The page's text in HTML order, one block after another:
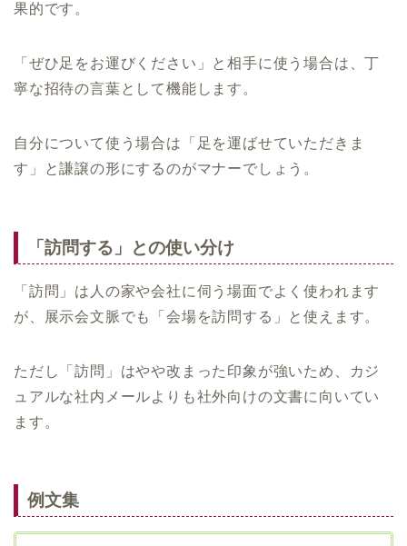
果的です。
「ぜひ足をお運びください」と相手に使う場合は、丁
寧な招待の言葉として機能します。
自分について使う場合は「足を運ばせていただきま
す」と謙譲の形にするのがマナーでしょう。
「訪問する」との使い分け
「訪問」は人の家や会社に伺う場面でよく使われます
が、展示会文脈でも「会場を訪問する」と使えます。
ただし「訪問」はやや改まった印象が強いため、カジ
ュアルな社内メールよりも社外向けの文書に向いてい
ます。
例文集